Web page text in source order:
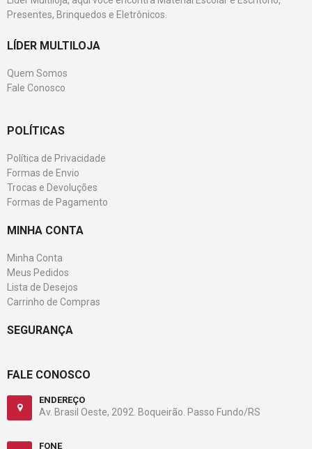
Presentes, Brinquedos e Eletrônicos.
LÍDER MULTILOJA
Quem Somos
Fale Conosco
POLÍTICAS
Política de Privacidade
Formas de Envio
Trocas e Devoluções
Formas de Pagamento
MINHA CONTA
Minha Conta
Meus Pedidos
Lista de Desejos
Carrinho de Compras
SEGURANÇA
FALE CONOSCO
ENDEREÇO
Av. Brasil Oeste, 2092. Boqueirão. Passo Fundo/RS
FONE